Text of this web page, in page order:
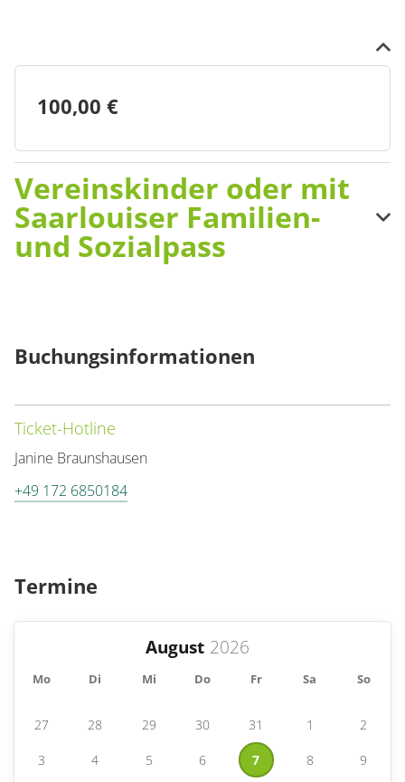
100,00 €
Vereinskinder oder mit
Saarlouiser Familien-
und Sozialpass
Buchungsinformationen
Ticket-Hotline
Janine Braunshausen
+49 172 6850184
Termine
August
Mo Di Mi Do Fr Sa So
27 28 29 30 31 1 2
3 4 5 6 7 8 9